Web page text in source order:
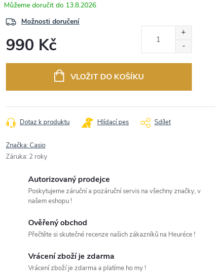
13.8.2026
Možnosti doručení
990 Kč
VLOŽIT DO KOŠÍKU
Dotaz k produktu Hlídací pes Sdílet
Značka:Casio
Záruka: 2 roky
Autorizovaný prodejce
Poskytujeme záruční a pozáruční servis na všechny značky, v
našem eshopu !
Ověřený obchod
Přečtěte si skutečné recenze našich zákazníků na Heuréce !
Vrácení zboží je zdarma
Vrácení zboží je zdarma a platíme ho my !